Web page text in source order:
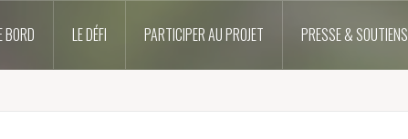
BORD LE DÉFI PARTICIPER AU PROJET PRESSE & SOUTIENS